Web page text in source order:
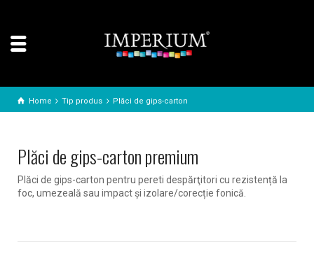
Home Tip produs Plăci de gips-carton
Plăci de gips-carton premium
Plăci de gips-carton pentru pereti despărţitori cu rezistență la
foc, umezeală sau impact și izolare/corecție fonică.